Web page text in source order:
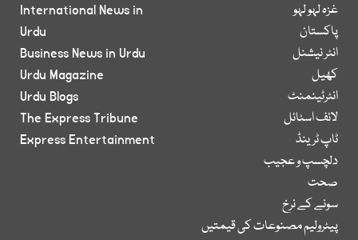
غزہ لہو لہو
پاکستان
انٹر نیشنل
کھیل
انٹرٹینمنٹ
لائف اسٹائل
ٹاپ ٹرینڈ
دلچسپ و عجیب
صحت
سونے کے نرخ
پیٹرولیم مصنوعات کی قیمتیں
International News in
Urdu
Business News in Urdu
Urdu Magazine
Urdu Blogs
The Express Tribune
Express Entertainment